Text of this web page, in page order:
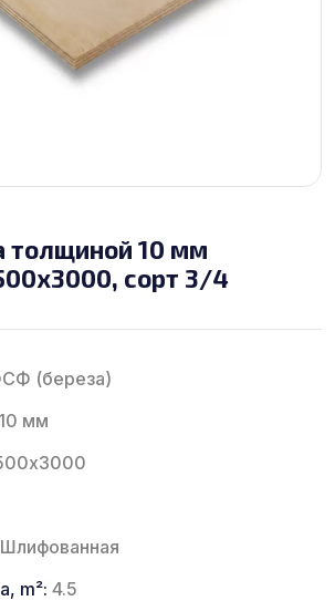
10 мм
сорт 3/4
(береза)
10 мм
Шлифованная
m²: 4.5